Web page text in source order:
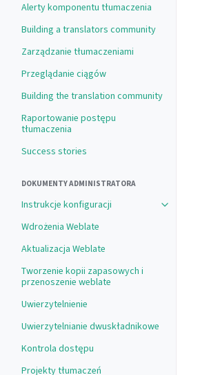
Alerty komponentu tłumaczenia
Building a translators community
Zarządzanie tłumaczeniami
Przeglądanie ciągów
Building the translation community
Raportowanie postępu
tłumaczenia
Success stories
DOKUMENTY ADMINISTRATORA
Instrukcje konfiguracji
Wdrożenia Weblate
Aktualizacja Weblate
Tworzenie kopii zapasowych i
przenoszenie weblate
Uwierzytelnienie
Uwierzytelnianie dwuskładnikowe
Kontrola dostępu
Projekty tłumaczeń